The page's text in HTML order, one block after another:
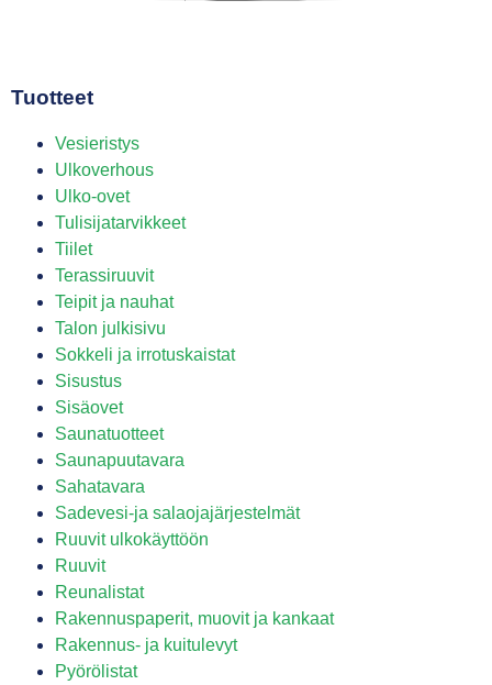
Tuotteet
Vesieristys
Ulkoverhous
Ulko-ovet
Tulisijatarvikkeet
Tiilet
Terassiruuvit
Teipit ja nauhat
Talon julkisivu
Sokkeli ja irrotuskaistat
Sisustus
Sisäovet
Saunatuotteet
Saunapuutavara
Sahatavara
Sadevesi-ja salaojajärjestelmät
Ruuvit ulkokäyttöön
Ruuvit
Reunalistat
Rakennuspaperit, muovit ja kankaat
Rakennus- ja kuitulevyt
Pyörölistat